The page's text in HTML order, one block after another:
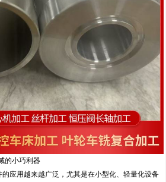
的小巧利器
应用越来越广泛，尤其是在小型化、轻量化设备